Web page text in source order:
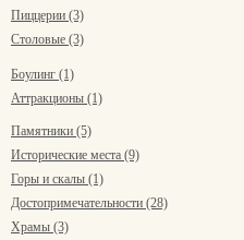
Пиццерии (3)
Столовые (3)
Боулинг (1)
Аттракционы (1)
Памятники (5)
Исторические места (9)
Горы и скалы (1)
Достопримечательности (28)
Храмы (3)